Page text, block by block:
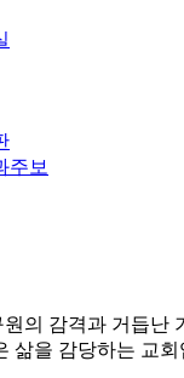
주보
의 감격과 거듭난
삶을 감당하는 교